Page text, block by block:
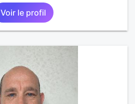
Voir le profil